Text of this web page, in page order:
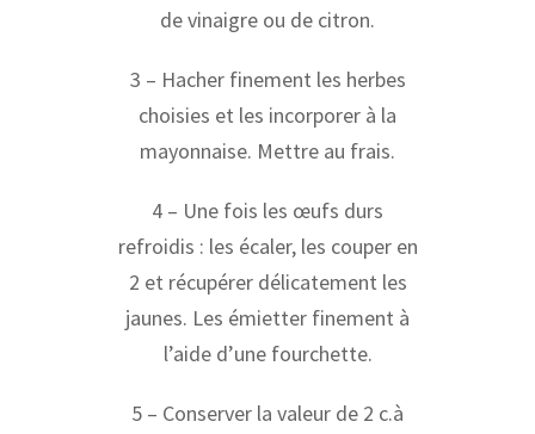
de vinaigre ou de citron.
3 – Hacher finement les herbes
choisies et les incorporer à la
mayonnaise. Mettre au frais.
4 – Une fois les œufs durs
refroidis : les écaler, les couper en
2 et récupérer délicatement les
jaunes. Les émietter finement à
l’aide d’une fourchette.
5 – Conserver la valeur de 2 c.à